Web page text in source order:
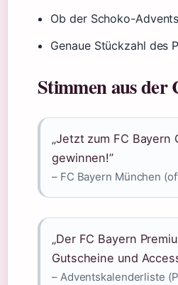
Ob der Schoko-
Genaue Stückzahl des
Stimmen aus
„Jetzt zum FC
gewinnen!”
– FC Bayern München
„Der FC Bayern
Gutscheine und
– Adventskalenderliste